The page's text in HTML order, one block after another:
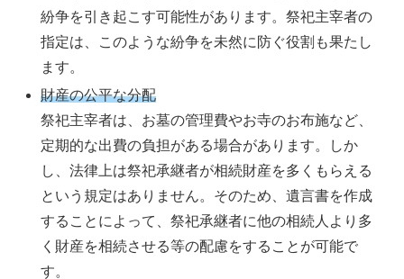
紛争を引き起こす可能性があります。祭祀主宰者の
指定は、このような紛争を未然に防ぐ役割も果たし
ます。
財産の公平な分配
祭祀主宰者は、お墓の管理費やお寺のお布施など、
定期的な出費の負担がある場合があります。しか
し、法律上は祭祀承継者が相続財産を多くもらえる
という規定はありません。そのため、遺言書を作成
することによって、祭祀承継者に他の相続人より多
く財産を相続させる等の配慮をすることが可能で
す。